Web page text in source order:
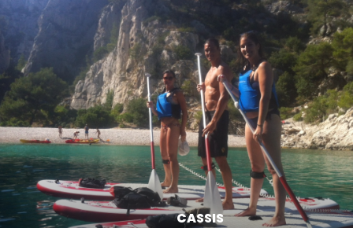
CASSIS